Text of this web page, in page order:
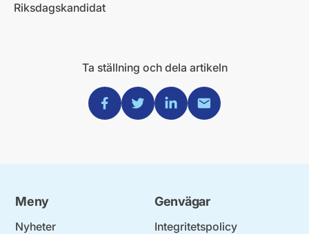
Riksdagskandidat
Ta ställning och dela artikeln
Dela via Facebook
Dela via Twitter
Dela via Linkedin
Dela via Mail
Meny
Nyheter
Genvägar
Integritetspolicy